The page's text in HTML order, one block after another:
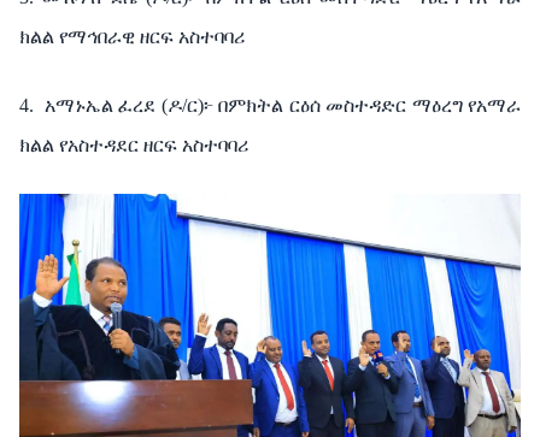
ክልል የማኅበራዊ ዘርፍ አስተባባሪ
4.
አማኑኤል ፈረደ (ዶ/ር)፦ በምክትል ርዕሰ መስተዳድር ማዕረግ የአማራ
ክልል የአስተዳደር ዘርፍ አስተባባሪ